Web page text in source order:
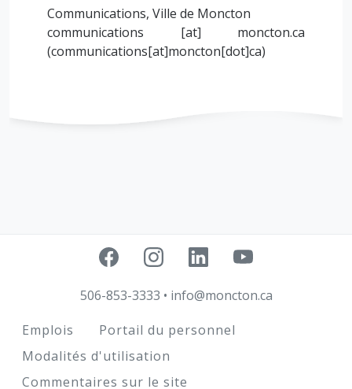
Communications, Ville de Moncton
communications [at] moncton.ca
(communications[at]moncton[dot]ca)
506-853-3333 • info@moncton.ca
Footer
Emplois
Portail du personnel
Modalités d'utilisation
Commentaires sur le site